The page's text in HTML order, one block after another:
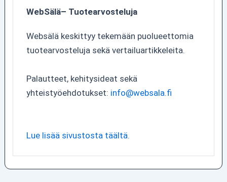
WebSälä– Tuotearvosteluja
Websälä keskittyy tekemään puolueettomia
tuotearvosteluja sekä vertailuartikkeleita.
Palautteet, kehitysideat sekä
yhteistyöehdotukset: info@websala.fi
Lue lisää sivustosta täältä.